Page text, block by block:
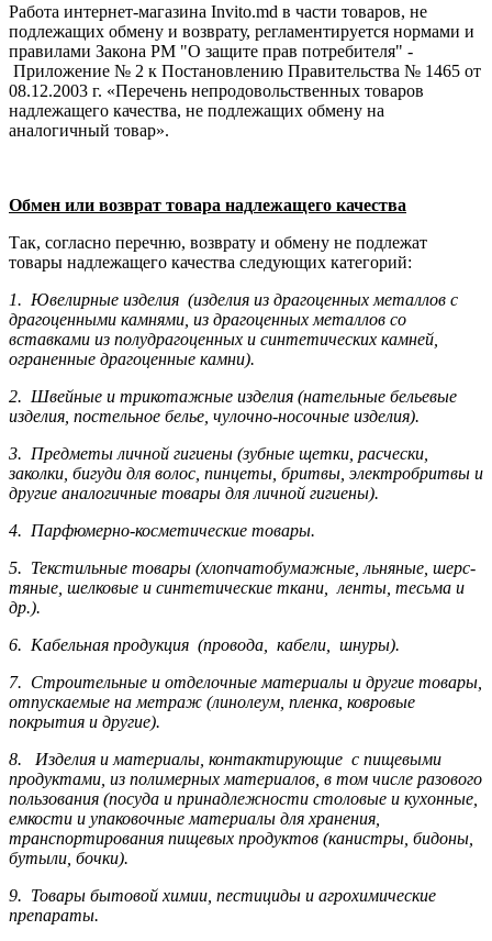
Работа интернет-магазина Invito.md в части товаров, не
подлежащих обмену и возврату, регламентируется нормами и
правилами Закона РМ "О защите прав потребителя" -
Приложение № 2 к Постановлению Правительства № 1465 от
08.12.2003 г. «Перечень непродовольственных товаров
надлежащего качества, не подлежащих обмену на
аналогичный товар».
Обмен или возврат товара надлежащего качества
Так, согласно перечню, возврату и обмену не подлежат
товары надлежащего качества следующих категорий:
1. Ювелирные изделия (изделия из драгоценных металлов с
драгоценными камнями, из драгоценных металлов со
вставками из полудрагоценных и синте­тических камней,
ограненные драгоценные камни).
2. Швейные и трикотажные изделия (нательные бельевые
изделия, постельное белье, чулочно-носочные изделия).
3. Предметы личной гигиены (зубные щетки, расчески,
заколки, бигуди для волос, пинцеты, бритвы, электробритвы и
другие аналогичные товары для личной гигиены).
4. Парфюмерно-косметические товары.
5. Текстильные товары (хлопчатобумажные, льняные, шерс­
тя­ные, шелковые и синтетические ткани, ленты, тесьма и
др.).
6. Кабельная продукция (провода, кабели, шнуры).
7. Строительные и отделочные материалы и другие товары,
отпускаемые на метраж (линолеум, пленка, ковровые
покрытия и другие).
8. Изделия и материалы, контактирующие с пищевыми
продуктами, из полимерных материалов, в том числе разового
пользования (посуда и принадлежности столовые и кухонные,
емкости и упаковочные материалы для хранения,
транспортирования пищевых продуктов (канистры, бидоны,
бутыли, бочки).
9. Товары бытовой химии, пестициды и агрохи­мические
препараты.